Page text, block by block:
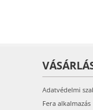
Adatvédelmi
Fera alkalmazás